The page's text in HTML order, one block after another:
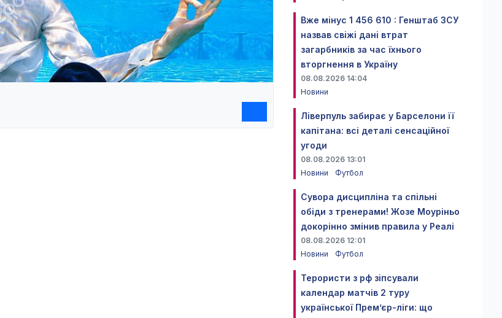
Вже мінус 1 456 610 : Генштаб ЗСУ
назвав свіжі дані втрат
загарбників за час їхнього
вторгнення в Україну
08.08.2026 14:04
Новини
Ліверпуль забирає у Барселони її
капітана: всі деталі сенсаційної
угоди
08.08.2026 13:01
Новини
Футбол
Сувора дисципліна та спільні
обіди з тренерами! Жозе Моуріньо
докорінно змінив правила у Реалі
08.08.2026 12:01
Новини
Футбол
Терористи з рф зіпсували
календар матчів 2 туру
української Прем’єр-ліги: що